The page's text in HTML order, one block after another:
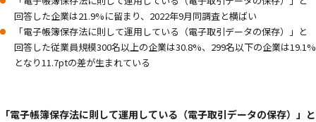
回答した企業は21.9%に留まり、2022年9月同調査と横ばい
「電子帳簿保存法に則して運用している（電子取引データの保存）」と
回答した従業員規模300名以上の企業は30.8%、299名以下の企業は19.1%
となり11.7ptの差が生まれている
「電子帳簿保存法に則して運用している（電子取引データの保存）」と